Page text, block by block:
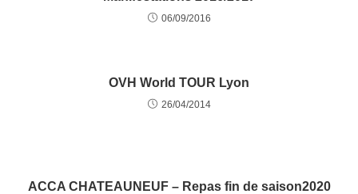
06/09/2016
OVH World TOUR Lyon
26/04/2014
ACCA CHATEAUNEUF – Repas fin de saison2020